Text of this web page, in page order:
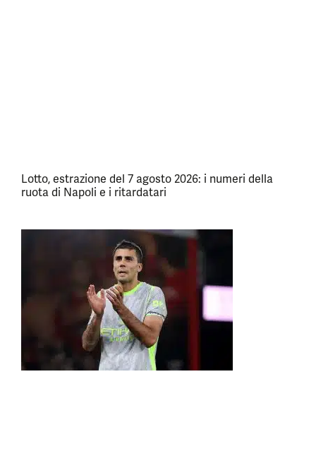
Lotto, estrazione del 7 agosto 2026: i numeri della
ruota di Napoli e i ritardatari